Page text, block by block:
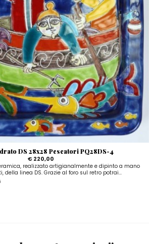
DS 28x28 Pescatori PQ28DS-4
€ 220,00
realizzato artigianalmente e dipinto a mano
della linea DS. Grazie al foro sul retro potrai...